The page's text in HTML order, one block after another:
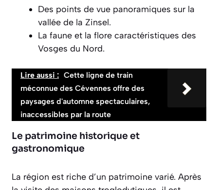
Des points de vue panoramiques sur la
vallée de la Zinsel.
La faune et la flore caractéristiques des
Vosges du Nord.
Lire aussi : Cette ligne de train
méconnue des Cévennes offre des
paysages d'automne spectaculaires,
inaccessibles par la route
Le patrimoine historique et
gastronomique
La région est riche d’un patrimoine varié. Après